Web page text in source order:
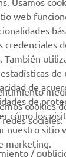
DE ZODIAC
web
credenciales
También
de
de
de
cómo los
nuestro sitio
marketing.
cookies
sociales:
/